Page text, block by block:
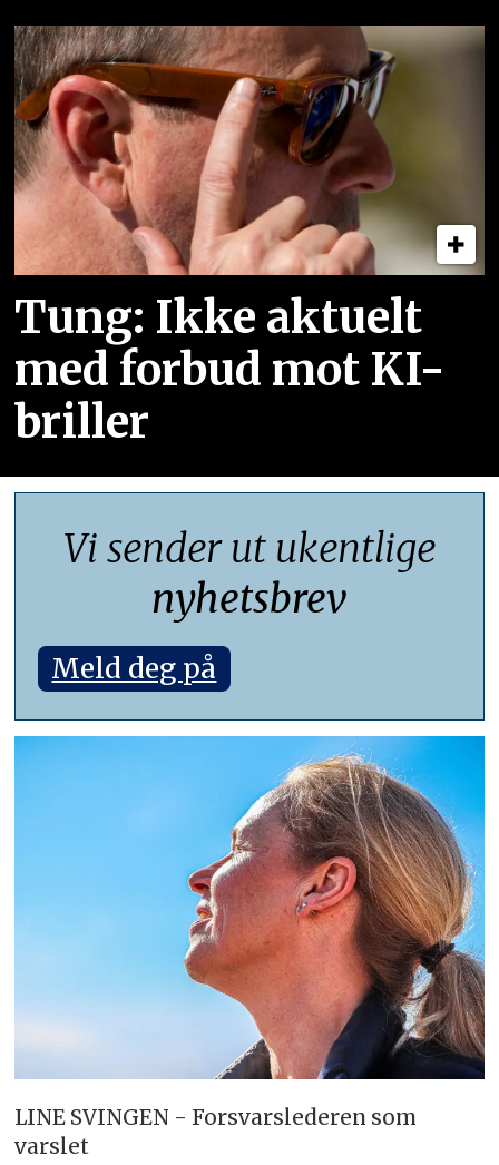
Tung: Ikke aktuelt
med forbud mot KI-
briller
Vi sender ut ukentlige
nyhetsbrev
Meld deg på
LINE SVINGEN - Forsvarslederen som
varslet